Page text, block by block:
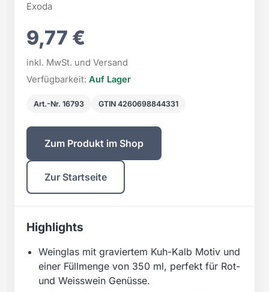
Exoda
9,77 €
inkl. MwSt. und Versand
Verfügbarkeit: Auf Lager
Art.-Nr. 16793 GTIN 4260698844331
Zum Produkt im Shop
Zur Startseite
Highlights
Weinglas mit graviertem Kuh-Kalb Motiv und
einer Füllmenge von 350 ml, perfekt für Rot-
und Weisswein Genüsse.